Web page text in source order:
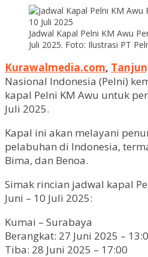
Jadwal Kapal Pelni KM Awu
Juli 2025. Foto: Ilustrasi PT
Kurawalmedia.com,
Nasional Indonesia (Pelni)
kapal Pelni KM Awu untuk
Juli 2025.
Kapal ini akan melayani
pelabuhan di Indonesia,
Bima, dan Benoa.
Simak rincian jadwal kapal
Juni – 10 Juli 2025:
Kumai – Surabaya
Berangkat: 27 Juni 2025 –
Tiba: 28 Juni 2025 – 17:00